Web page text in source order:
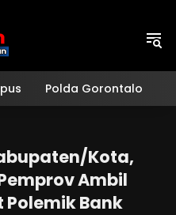
Polda Gorontalo
Kota,
Ambil
Polemik Bank